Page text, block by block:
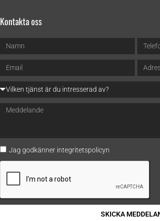
Kontakta oss
Jag godkänner integritetspolicyn
SKICKA